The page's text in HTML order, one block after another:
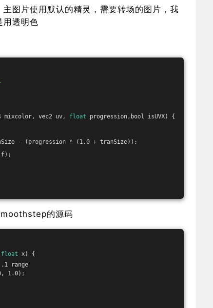
图片使用默认的精灵，需要转场的图片，我
用透明色
mixcolor, vec2 uv, float progression,bool isUVX) {
- (progression * (1.0 + tranSize));
的源码
float x) {
range
1.0);